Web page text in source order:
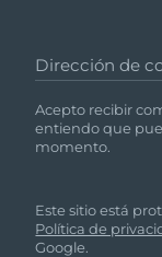
Dirección de
Acepto recibir
entiendo que
momento.
Este sitio está
Política de
Google.